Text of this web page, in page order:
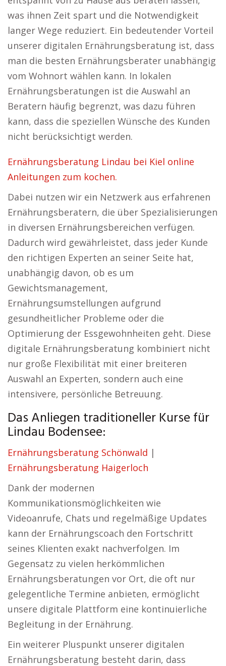
was ihnen Zeit spart und die Notwendigkeit
langer Wege reduziert. Ein bedeutender Vorteil
unserer digitalen Ernährungsberatung ist, dass
man die besten Ernährungsberater unabhängig
vom Wohnort wählen kann. In lokalen
Ernährungsberatungen ist die Auswahl an
Beratern häufig begrenzt, was dazu führen
kann, dass die speziellen Wünsche des Kunden
nicht berücksichtigt werden.
Ernährungsberatung Lindau bei Kiel online
Anleitungen zum kochen.
Dabei nutzen wir ein Netzwerk aus erfahrenen
Ernährungsberatern, die über Spezialisierungen
in diversen Ernährungsbereichen verfügen.
Dadurch wird gewährleistet, dass jeder Kunde
den richtigen Experten an seiner Seite hat,
unabhängig davon, ob es um
Gewichtsmanagement,
Ernährungsumstellungen aufgrund
gesundheitlicher Probleme oder die
Optimierung der Essgewohnheiten geht. Diese
digitale Ernährungsberatung kombiniert nicht
nur große Flexibilität mit einer breiteren
Auswahl an Experten, sondern auch eine
intensivere, persönliche Betreuung.
Das Anliegen traditioneller Kurse für
Lindau Bodensee:
Ernährungsberatung Schönwald |
Ernährungsberatung Haigerloch
Dank der modernen
Kommunikationsmöglichkeiten wie
Videoanrufe, Chats und regelmäßige Updates
kann der Ernährungscoach den Fortschritt
seines Klienten exakt nachverfolgen. Im
Gegensatz zu vielen herkömmlichen
Ernährungsberatungen vor Ort, die oft nur
gelegentliche Termine anbieten, ermöglicht
unsere digitale Plattform eine kontinuierliche
Begleitung in der Ernährung.
Ein weiterer Pluspunkt unserer digitalen
Ernährungsberatung besteht darin, dass